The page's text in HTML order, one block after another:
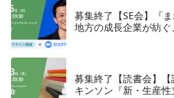
募集終了【SE会】『
地方の成長企業が紡
募集終了【読書会】
キンソン『新・生産性